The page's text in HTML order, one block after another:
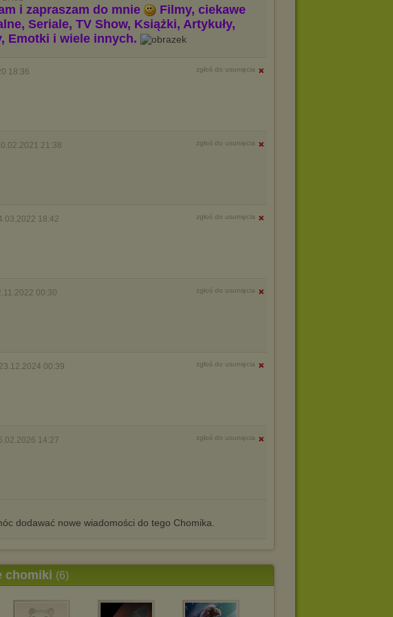
internetowej w
cookies na
pliki cookies,
przeglądarki
pod adresem
i zapraszam do mnie
Filmy, ciekawe
Seriale, TV Show, Książki, Artykuły,
Emotki i wiele innych.
18:36 zgłoś do usunięcia
21:38 zgłoś do usunięcia
18:42 zgłoś do usunięcia
00:30 zgłoś do usunięcia
00:39 zgłoś do usunięcia
14:27 zgłoś do usunięcia
dodawać nowe wiadomości do tego Chomika.
chomiki (6)